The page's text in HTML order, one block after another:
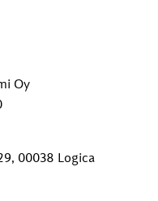
Oy
00038 Logica